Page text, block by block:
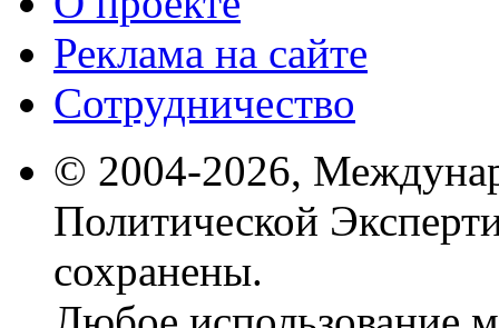
Реклама на сайте
Сотрудничество
© 2004-2026,
Политической
сохранены.